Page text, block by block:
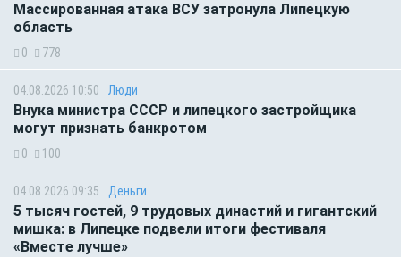
Массированная атака ВСУ затронула Липецкую
область
0 778
04.08.2026 10:50 Люди
Внука министра СССР и липецкого застройщика
могут признать банкротом
0 100
04.08.2026 09:35 Деньги
5 тысяч гостей, 9 трудовых династий и гигантский
мишка: в Липецке подвели итоги фестиваля
«Вместе лучше»